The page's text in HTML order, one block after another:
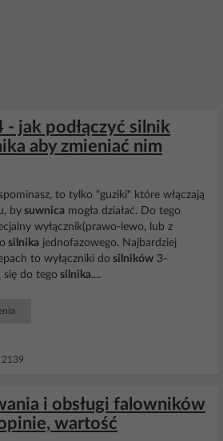
- jak podłączyć silnik
aby zmieniać nim
to tylko "guziki" które włączają
by suwnica mogła działać. Do tego
wyłącznik(prawo-lewo, lub z
silnika jednofazowego. Najbardziej
to wyłączniki do silników 3-
się do tego silnika....
i obsługi falowników
wartość